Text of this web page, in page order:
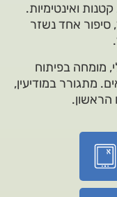
ואינטימיות.
סיפור אחד נשזר
מומחה בפיתוח
מתגורר במודיעין,
הראשון.